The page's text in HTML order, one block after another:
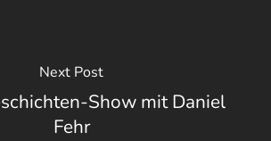
Next Post
Show mit Daniel
Fehr